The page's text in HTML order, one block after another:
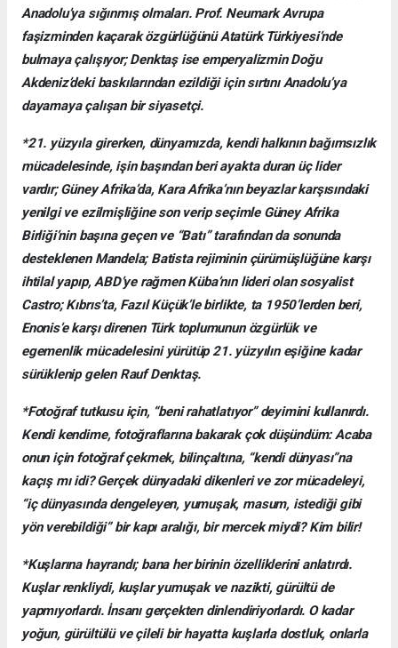
Anadolu’ya sığınmış olmaları. Prof. Neumark Avrupa
faşizminden kaçarak özgürlüğünü Atatürk Türkiyesi’nde
bulmaya çalışıyor; Denktaş ise emperyalizmin Doğu
Akdeniz’deki baskılarından ezildiği için sırtını Anadolu’ya
dayamaya çalışan bir siyasetçi.
*21. yüzyıla girerken, dünyamızda, kendi halkının bağımsızlık
mücadelesinde, işin başından beri ayakta duran üç lider
vardır; Güney Afrika’da, Kara Afrika’nın beyazlar karşısındaki
yenilgi ve ezilmişliğine son verip seçimle Güney Afrika
Birliği’nin başına geçen ve “Batı” tarafından da sonunda
desteklenen Mandela; Batista rejiminin çürümüşlüğüne karşı
ihtilal yapıp, ABD’ye rağmen Küba’nın lideri olan sosyalist
Castro; Kıbrıs’ta, Fazıl Küçük’le birlikte, ta 1950’lerden beri,
Enonis’e karşı direnen Türk toplumunun özgürlük ve
egemenlik mücadelesini yürütüp 21. yüzyılın eşiğine kadar
sürüklenip gelen Rauf Denktaş.
*Fotoğraf tutkusu için, “beni rahatlatıyor” deyimini kullanırdı.
Kendi kendime, fotoğraflarına bakarak çok düşündüm: Acaba
onun için fotoğraf çekmek, bilinçaltına, “kendi dünyası”na
kaçış mı idi? Gerçek dünyadaki dikenleri ve zor mücadeleyi,
“iç dünyasında dengeleyen, yumuşak, masum, istediği gibi
yön verebildiği” bir kapı aralığı, bir mercek miydi? Kim bilir!
*Kuşlarına hayrandı; bana her birinin özelliklerini anlatırdı.
Kuşlar renkliydi, kuşlar yumuşak ve nazikti, gürültü de
yapmıyorlardı. İnsanı gerçekten dinlendiriyorlardı. O kadar
yoğun, gürültülü ve çileli bir hayatta kuşlarla dostluk, onlarla